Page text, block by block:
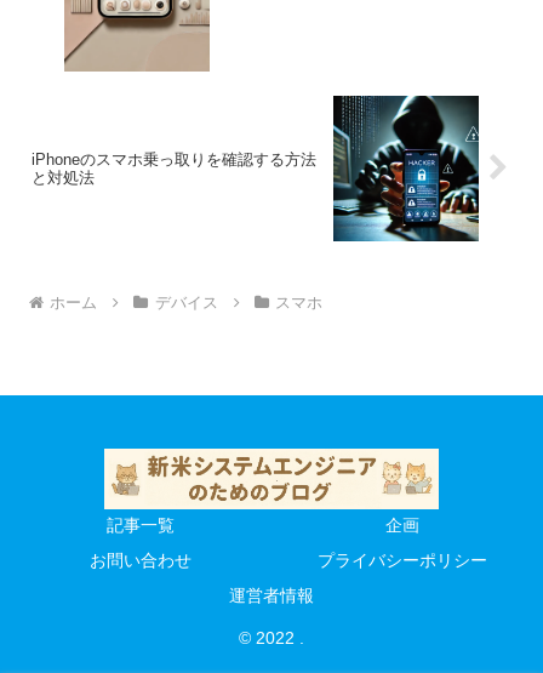
iPhoneのスマホ乗っ取りを確認する方法
と対処法
ホーム デバイス スマホ
記事一覧
企画
お問い合わせ
プライバシーポリシー
運営者情報
© 2022 .